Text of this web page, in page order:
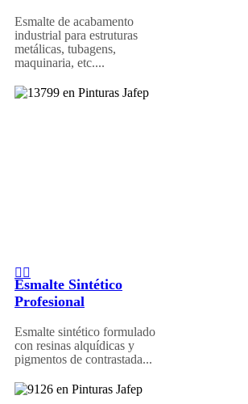
Esmalte de acabamento
industrial para estruturas
metálicas, tubagens,
maquinaria, etc....
Esmalte Sintético
Profesional
Esmalte sintético formulado
con resinas alquídicas y
pigmentos de contrastada...